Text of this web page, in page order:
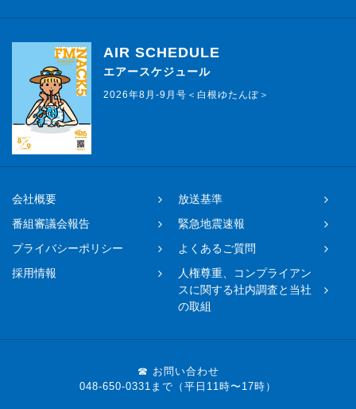
AIR SCHEDULE
エアースケジュール
2026年8月-9月号＜白根ゆたんぽ＞
会社概要
放送基準
番組審議会報告
緊急地震速報
プライバシーポリシー
よくあるご質問
採用情報
人権尊重、コンプライアン
スに関する社内調査と当社
の取組
☎ お問い合わせ
048-650-0331まで（平日11時〜17時）